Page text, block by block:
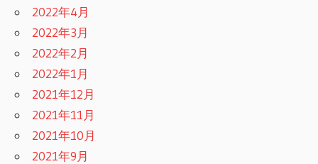
2022年4月
2022年3月
2022年2月
2022年1月
2021年12月
2021年11月
2021年10月
2021年9月